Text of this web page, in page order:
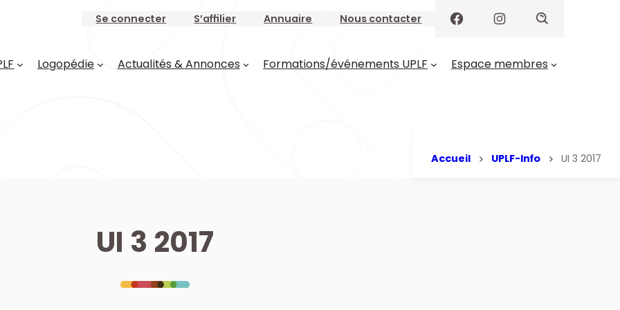
Se connecter S’affilier Annuaire Nous contacter
Logopédie Actualités & Annonces Formations/événements UPLF Espace membres
Accueil UPLF-Info UI 3 2017
UI 3 2017